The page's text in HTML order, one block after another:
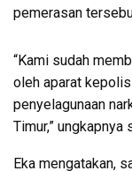
pemerasan
“Kami sudah
oleh aparat
penyelagunaan
Timur,”
Eka mengatakan,